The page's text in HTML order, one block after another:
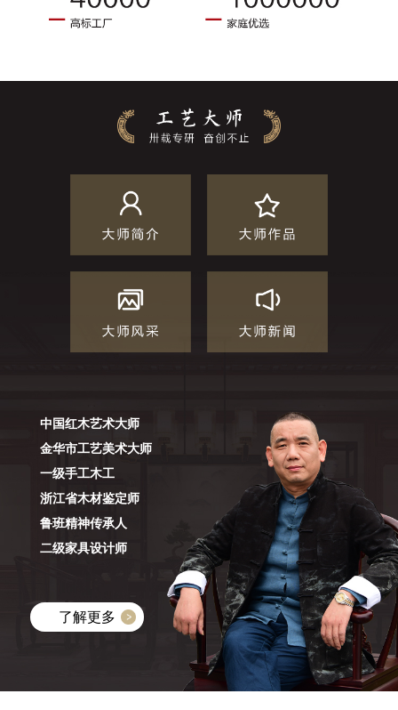
中国红木艺术大师
金华市工艺美术大师
一级手工木工
浙江省木材鉴定师
鲁班精神传承人
二级家具设计师
了解更多